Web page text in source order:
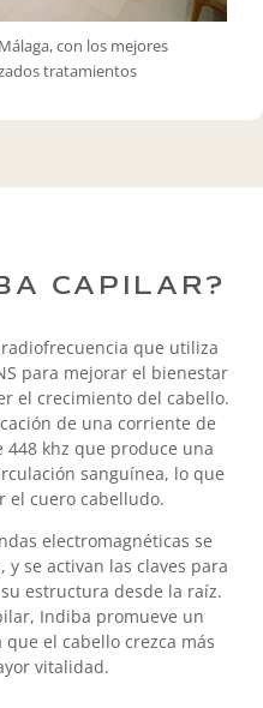
con los mejores
tratamientos
CAPILAR?
que utiliza
para mejorar el bienestar
el crecimiento del cabello.
de una corriente de
khz que produce una
sanguínea, lo que
el cuero cabelludo.
electromagnéticas se
se activan las claves para
estructura desde la raíz.
Indiba promueve un
el cabello crezca más
vitalidad.